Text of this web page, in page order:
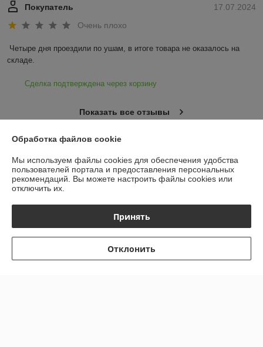
17.07.2024
Покупатель
Очень плохо
Четыре дня проездили по ушам, в итоге товара не оказалось на
складе.
Сделка подтверждена через корзину
Показать все отзывы
Контакты
Доставка и оплата
Полная версия сайта
Обработка файлов cookie
Мы используем файлы cookies для обеспечения удобства
пользователей портала и предоставления персональных
рекомендаций. Вы можете настроить файлы cookies или
отключить их.
Принять
Отклонить